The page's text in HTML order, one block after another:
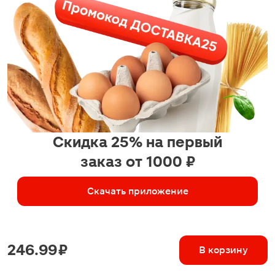
Скидка 25% на первый
заказ от 1000 ₽
Скачать приложение
246.99 ₽ В корзину